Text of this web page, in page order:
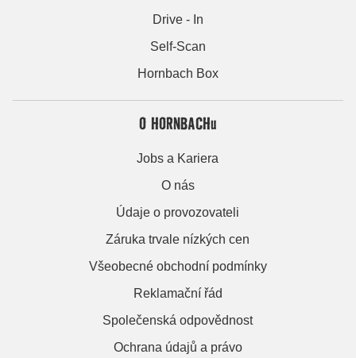
Drive - In
Self-Scan
Hornbach Box
O HORNBACHu
Jobs a Kariera
O nás
Údaje o provozovateli
Záruka trvale nízkých cen
Všeobecné obchodní podmínky
Reklamační řád
Společenská odpovědnost
Ochrana údajů a právo